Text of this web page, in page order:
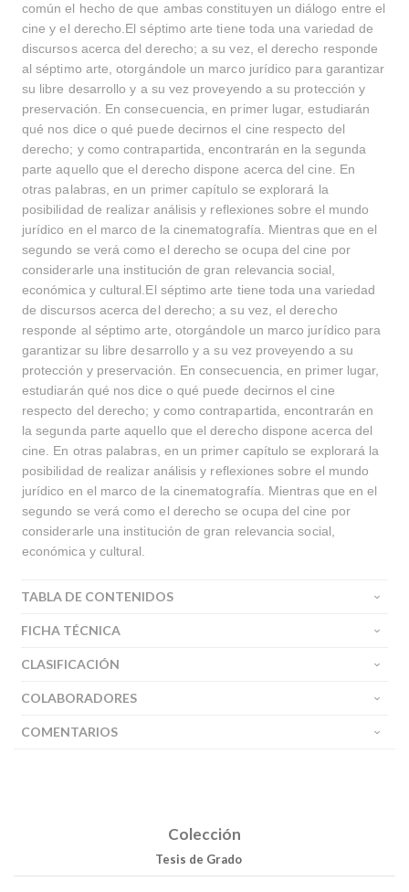
común el hecho de que ambas constituyen un diálogo entre el
cine y el derecho.El séptimo arte tiene toda una variedad de
discursos acerca del derecho; a su vez, el derecho responde
al séptimo arte, otorgándole un marco jurídico para garantizar
su libre desarrollo y a su vez proveyendo a su protección y
preservación. En consecuencia, en primer lugar, estudiarán
qué nos dice o qué puede decirnos el cine respecto del
derecho; y como contrapartida, encontrarán en la segunda
parte aquello que el derecho dispone acerca del cine. En
otras palabras, en un primer capítulo se explorará la
posibilidad de realizar análisis y reflexiones sobre el mundo
jurídico en el marco de la cinematografía. Mientras que en el
segundo se verá como el derecho se ocupa del cine por
considerarle una institución de gran relevancia social,
económica y cultural.El séptimo arte tiene toda una variedad
de discursos acerca del derecho; a su vez, el derecho
responde al séptimo arte, otorgándole un marco jurídico para
garantizar su libre desarrollo y a su vez proveyendo a su
protección y preservación. En consecuencia, en primer lugar,
estudiarán qué nos dice o qué puede decirnos el cine
respecto del derecho; y como contrapartida, encontrarán en
la segunda parte aquello que el derecho dispone acerca del
cine. En otras palabras, en un primer capítulo se explorará la
posibilidad de realizar análisis y reflexiones sobre el mundo
jurídico en el marco de la cinematografía. Mientras que en el
segundo se verá como el derecho se ocupa del cine por
considerarle una institución de gran relevancia social,
económica y cultural.
TABLA DE CONTENIDOS
FICHA TÉCNICA
CLASIFICACIÓN
COLABORADORES
COMENTARIOS
Colección
Tesis de Grado